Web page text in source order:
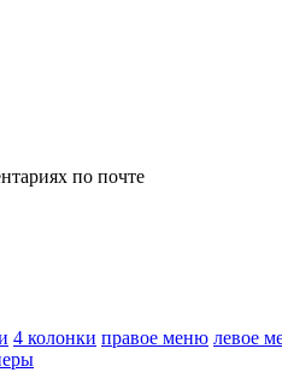
по почте
4 колонки правое меню левое